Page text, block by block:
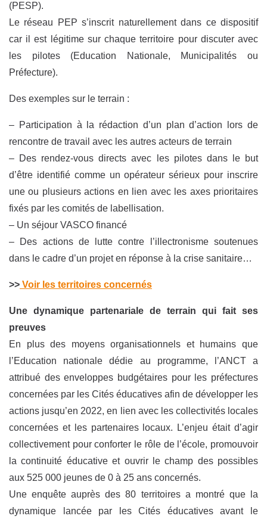
(PESP).
Le réseau PEP s’inscrit naturellement dans ce dispositif
car il est légitime sur chaque territoire pour discuter avec
les pilotes (Education Nationale, Municipalités ou
Préfecture).
Des exemples sur le terrain :
– Participation à la rédaction d’un plan d’action lors de
rencontre de travail avec les autres acteurs de terrain
– Des rendez-vous directs avec les pilotes dans le but
d’être identifié comme un opérateur sérieux pour inscrire
une ou plusieurs actions en lien avec les axes prioritaires
fixés par les comités de labellisation.
– Un séjour VASCO financé
– Des actions de lutte contre l’illectronisme soutenues
dans le cadre d’un projet en réponse à la crise sanitaire…
>> Voir les territoires concernés
Une dynamique partenariale de terrain qui fait ses
preuves
En plus des moyens organisationnels et humains que
l’Education nationale dédie au programme, l’ANCT a
attribué des enveloppes budgétaires pour les préfectures
concernées par les Cités éducatives afin de développer les
actions jusqu’en 2022, en lien avec les collectivités locales
concernées et les partenaires locaux. L’enjeu était d’agir
collectivement pour conforter le rôle de l’école, promouvoir
la continuité éducative et ouvrir le champ des possibles
aux 525 000 jeunes de 0 à 25 ans concernés.
Une enquête auprès des 80 territoires a montré que la
dynamique lancée par les Cités éducatives avant le